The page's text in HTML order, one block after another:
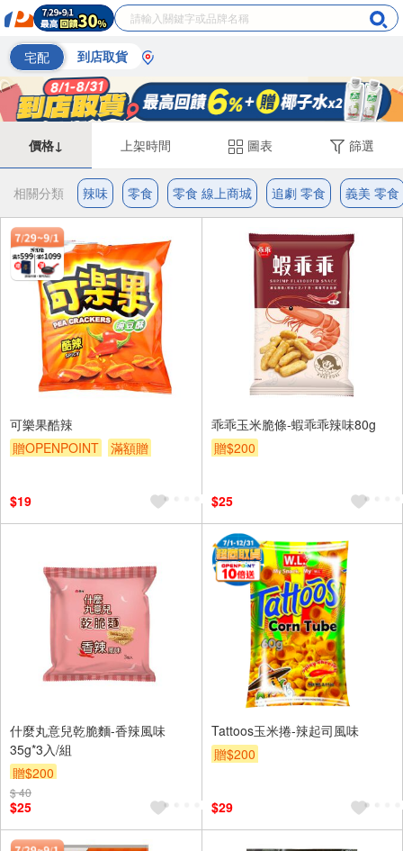
宅配 到店取貨
價格↓ 上架時間 圖表 篩選
相關分類 辣味 零食 零食 線上商城 追劇 零食 義美 零食
可樂果酷辣
贈OPENPOINT
滿額贈
$19
乖乖玉米脆條-蝦乖乖辣味80g
贈$200
$25
什麼丸意兒乾脆麵-香辣風味
35g*3入/組
贈$200
$ 40
$25
Tattoos玉米捲-辣起司風味
贈$200
$29